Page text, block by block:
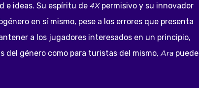
e ideas. Su espíritu de4Xpermisivo y su innovador
en sí mismo, pese a los errores que presenta
a los jugadores interesados en un principio,
del género como para turistas del mismo,Ara puede